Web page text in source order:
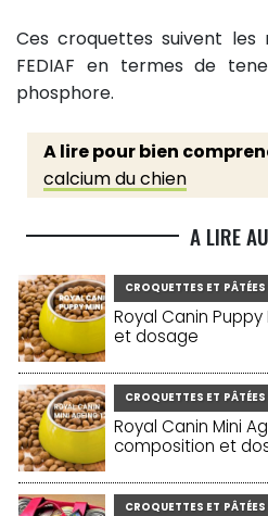
Ces croquettes suivent
FEDIAF en termes de
phosphore.
A lire pour bien
calcium du chien
A LIRE
CROQUETTES ET
Royal Canin
et dosage
CROQUETTES ET
Royal Canin Mini
composition et
CROQUETTES ET